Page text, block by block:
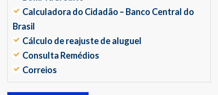
Calculadora do Cidadão – Banco Central do
Brasil
Cálculo de reajuste de aluguel
Consulta Remédios
Correios